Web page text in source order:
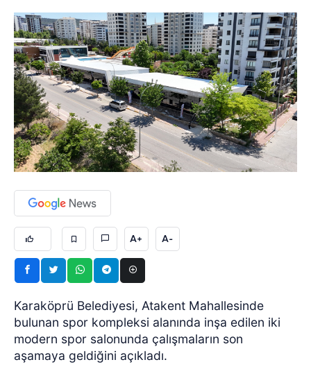
A+ A-
Karaköprü Belediyesi, Atakent Mahallesinde
bulunan spor kompleksi alanında inşa edilen iki
modern spor salonunda çalışmaların son
aşamaya geldiğini açıkladı.